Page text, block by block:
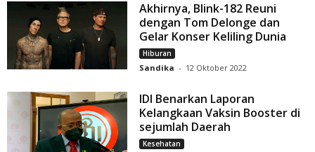
Akhirnya, Blink-182 Reuni
dengan Tom Delonge dan
Gelar Konser Keliling Dunia
Hiburan
Sandika - 12 Oktober 2022
IDI Benarkan Laporan
Kelangkaan Vaksin Booster di
sejumlah Daerah
Kesehatan